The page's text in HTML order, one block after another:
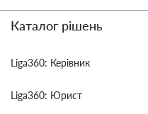
Каталог рішень
Liga360: Керівник
Liga360: Юрист